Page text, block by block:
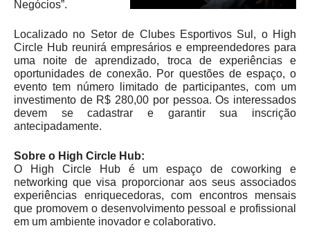
Negócios”.
Localizado no Setor de Clubes Esportivos Sul, o High
Circle Hub reunirá empresários e empreendedores para
uma noite de aprendizado, troca de experiências e
oportunidades de conexão. Por questões de espaço, o
evento tem número limitado de participantes, com um
investimento de R$ 280,00 por pessoa. Os interessados
devem se cadastrar e garantir sua inscrição
antecipadamente.
Sobre o High Circle Hub:
O High Circle Hub é um espaço de coworking e
networking que visa proporcionar aos seus associados
experiências enriquecedoras, com encontros mensais
que promovem o desenvolvimento pessoal e profissional
em um ambiente inovador e colaborativo.